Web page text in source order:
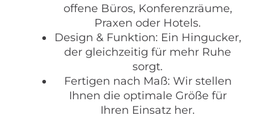
offene Büros, Konferenzräume,
Praxen oder Hotels.
Design & Funktion: Ein Hingucker,
der gleichzeitig für mehr Ruhe
sorgt.
Fertigen nach Maß: Wir stellen
Ihnen die optimale Größe für
Ihren Einsatz her.